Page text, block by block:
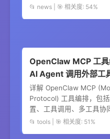
📂 news | 🎯 相关度: 54%
OpenClaw MCP 工
AI Agent 调用外部工
详解 OpenClaw MCP
Protocol) 工具编排，包
置、工具调用、多工具协
📂 tools | 🎯 相关度: 51%